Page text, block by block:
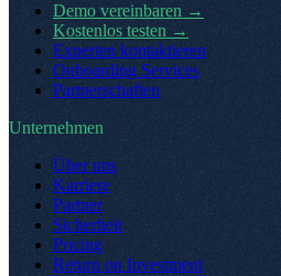
Demo vereinbaren →
Kostenlos testen →
Experten kontaktieren
Onboarding Services
Partnerschaften
Unternehmen
Über uns
Karriere
Partner
Sicherheit
Pricing
Return on Investment